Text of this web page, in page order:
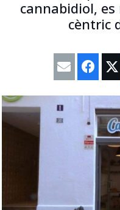
cannabidiol,
cèntric